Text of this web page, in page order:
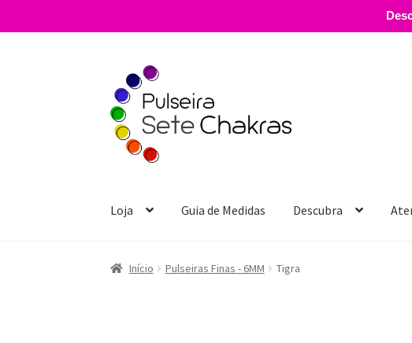
Pular
para
navegação
Pular
para
o
conteúdo
Loja Guia de Medidas Descubra
Início Pulseiras Finas - 6MM Tigra